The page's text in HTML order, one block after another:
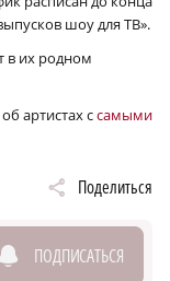
шоу для ТВ».
в их родном
артистах ссамыми
Поделиться
ПОДПИСАТЬСЯ